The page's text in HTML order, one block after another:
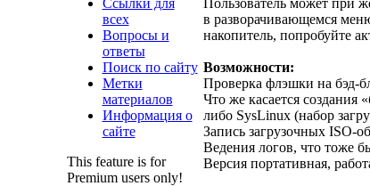
всех
Вопросы и
ответы
Поиск по сайту
Метки
материалов
Информация о
сайте
This feature is for
Premium users only!
Пользователь может при
в разворачивающемся
накопитель, попробуйте
Возможности:
Проверка флэшки на бэд-
Что же касается
либо SysLinux (набор
Запись загрузочных ISO-
Ведения логов, что тоже
Версия портативная,